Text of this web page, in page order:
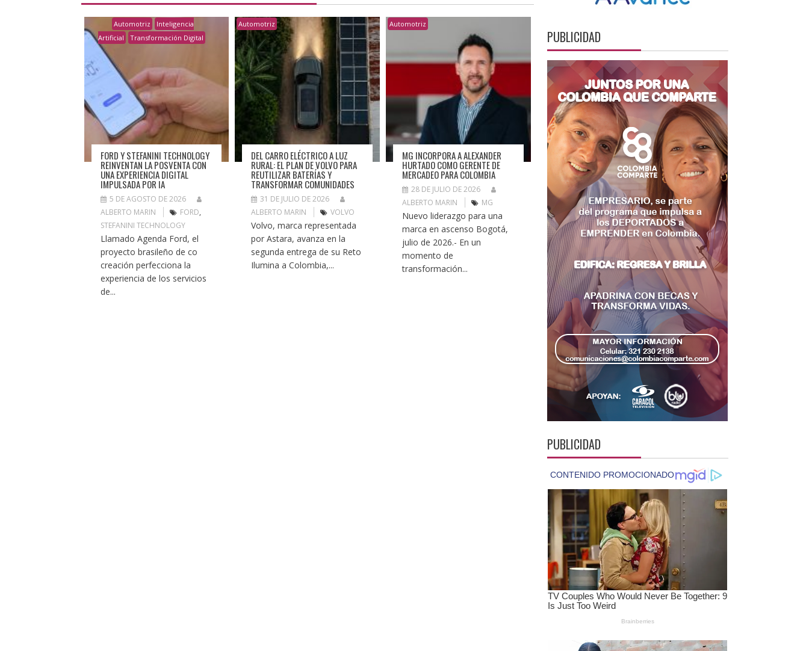
Automotriz
Inteligencia
Artificial
Transformación Digital
FORD Y STEFANINI TECHNOLOGY
REINVENTAN LA POSVENTA CON
UNA EXPERIENCIA DIGITAL
IMPULSADA POR IA
5 DE AGOSTO DE 2026
ALBERTO MARIN
FORD,
STEFANINI TECHNOLOGY
Llamado Agenda Ford, el
proyecto brasileño de co
creación perfecciona la
experiencia de los servicios
de...
Automotriz
DEL CARRO ELÉCTRICO A LUZ
RURAL: EL PLAN DE VOLVO PARA
REUTILIZAR BATERÍAS Y
TRANSFORMAR COMUNIDADES
31 DE JULIO DE 2026
ALBERTO MARIN
VOLVO
Volvo, marca representada
por Astara, avanza en la
segunda entrega de su Reto
Ilumina a Colombia,...
Automotriz
MG INCORPORA A ALEXANDER
HURTADO COMO GERENTE DE
MERCADEO PARA COLOMBIA
28 DE JULIO DE 2026
ALBERTO MARIN
MG
Nuevo liderazgo para una
marca en ascenso Bogotá,
julio de 2026.- En un
momento de
transformación...
PUBLICIDAD
PUBLICIDAD